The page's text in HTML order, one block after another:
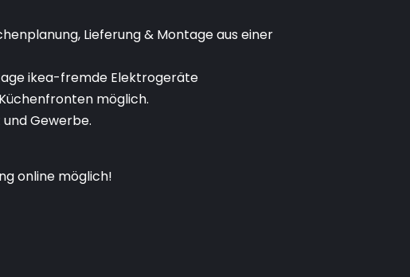
Lieferung & Montage aus einer
ikea-fremde Elektrogeräte
möglich.
Gewerbe.
online möglich!